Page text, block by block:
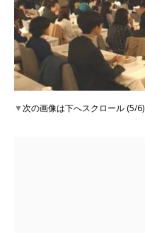
▼次の画像は下へスクロール (5/6)